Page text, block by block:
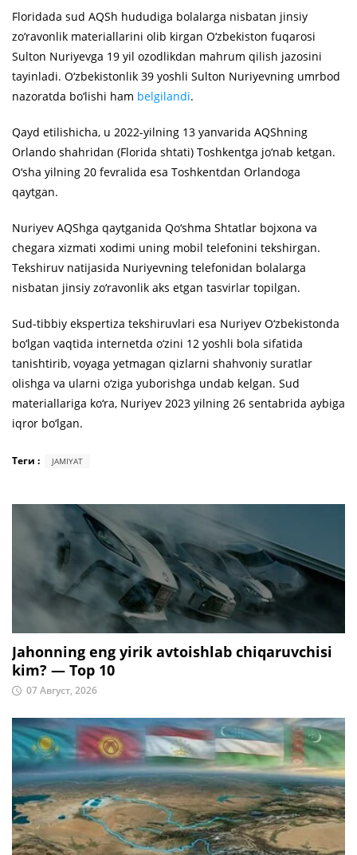
Floridada sud AQSh hududiga bolalarga nisbatan jinsiy
zo‘ravonlik materiallarini olib kirgan O‘zbekiston fuqarosi
Sulton Nuriyevga 19 yil ozodlikdan mahrum qilish jazosini
tayinladi. O‘zbekistonlik 39 yoshli Sulton Nuriyevning umrbod
nazoratda bo‘lishi ham belgilandi.
Qayd etilishicha, u 2022-yilning 13 yanvarida AQShning
Orlando shahridan (Florida shtati) Toshkentga jo‘nab ketgan.
O‘sha yilning 20 fevralida esa Toshkentdan Orlandoga
qaytgan.
Nuriyev AQShga qaytganida Qo‘shma Shtatlar bojxona va
chegara xizmati xodimi uning mobil telefonini tekshirgan.
Tekshiruv natijasida Nuriyevning telefonidan bolalarga
nisbatan jinsiy zo‘ravonlik aks etgan tasvirlar topilgan.
Sud-tibbiy ekspertiza tekshiruvlari esa Nuriyev O‘zbekistonda
bo‘lgan vaqtida internetda o‘zini 12 yoshli bola sifatida
tanishtirib, voyaga yetmagan qizlarni shahvoniy suratlar
olishga va ularni o‘ziga yuborishga undab kelgan. Sud
materiallariga ko‘ra, Nuriyev 2023 yilning 26 sentabrida aybiga
iqror bo‘lgan.
Теги : JAMIYAT
Jahonning eng yirik avtoishlab chiqaruvchisi
kim? — Top 10
07 Август, 2026